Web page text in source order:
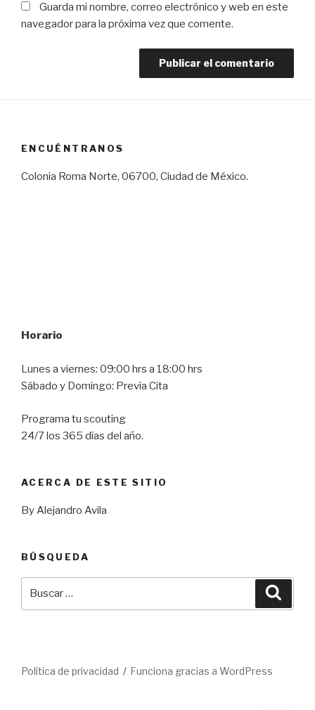
Guarda mi nombre, correo electrónico y web en este
navegador para la próxima vez que comente.
ENCUÉNTRANOS
Colonia Roma Norte, 06700, Ciudad de México.
Horario
Lunes a viernes: 09:00 hrs a 18:00 hrs
Sábado y Domingo: Previa Cita
Programa tu scouting
24/7 los 365 días del año.
ACERCA DE ESTE SITIO
By Alejandro Avila
BÚSQUEDA
Política de privacidad Funciona gracias a WordPress